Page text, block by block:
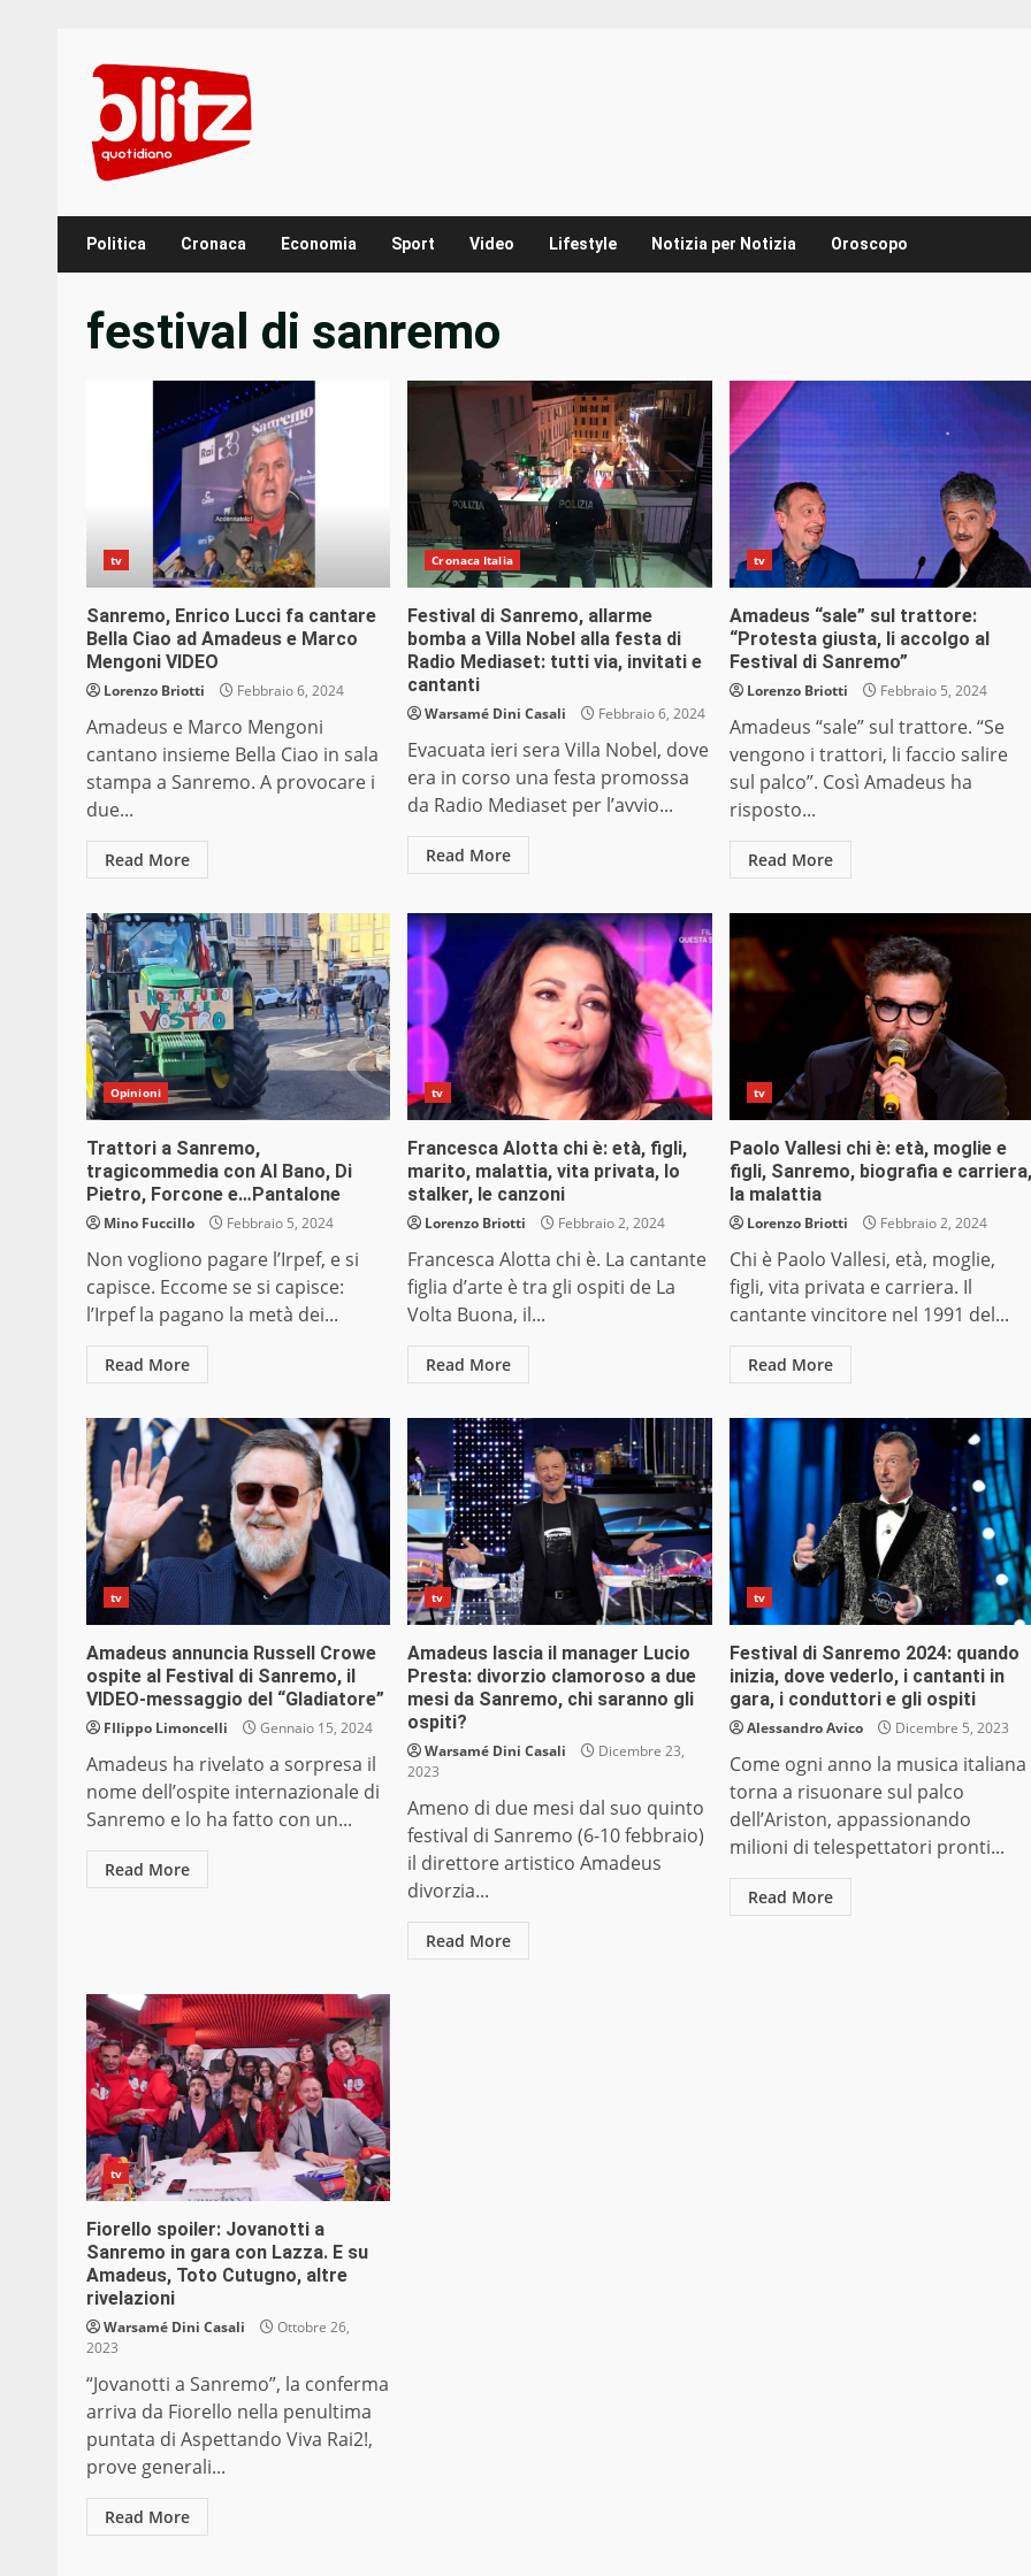
content
Politica Cronaca Economia Sport Video Lifestyle Notizia per Notizia Oroscopo
festival di sanremo
tv
Sanremo, Enrico Lucci fa cantare
Bella Ciao ad Amadeus e Marco
Mengoni VIDEO
Lorenzo Briotti Febbraio 6, 2024
Amadeus e Marco Mengoni
cantano insieme Bella Ciao in sala
stampa a Sanremo. A provocare i
due...
Read More
Cronaca Italia
Festival di Sanremo, allarme
bomba a Villa Nobel alla festa di
Radio Mediaset: tutti via, invitati e
cantanti
Warsamé Dini Casali Febbraio 6, 2024
Evacuata ieri sera Villa Nobel, dove
era in corso una festa promossa
da Radio Mediaset per l’avvio...
Read More
tv
Amadeus “sale” sul trattore:
“Protesta giusta, li accolgo al
Festival di Sanremo”
Lorenzo Briotti Febbraio 5, 2024
Amadeus “sale” sul trattore. “Se
vengono i trattori, li faccio salire
sul palco”. Così Amadeus ha
risposto...
Read More
Opinioni
Trattori a Sanremo,
tragicommedia con Al Bano, Di
Pietro, Forcone e…Pantalone
Mino Fuccillo Febbraio 5, 2024
Non vogliono pagare l’Irpef, e si
capisce. Eccome se si capisce:
l’Irpef la pagano la metà dei...
Read More
tv
Francesca Alotta chi è: età, figli,
marito, malattia, vita privata, lo
stalker, le canzoni
Lorenzo Briotti Febbraio 2, 2024
Francesca Alotta chi è. La cantante
figlia d’arte è tra gli ospiti de La
Volta Buona, il...
Read More
tv
Paolo Vallesi chi è: età, moglie e
figli, Sanremo, biografia e carriera,
la malattia
Lorenzo Briotti Febbraio 2, 2024
Chi è Paolo Vallesi, età, moglie,
figli, vita privata e carriera. Il
cantante vincitore nel 1991 del...
Read More
tv
Amadeus annuncia Russell Crowe
ospite al Festival di Sanremo, il
VIDEO-messaggio del “Gladiatore”
FIlippo Limoncelli Gennaio 15, 2024
Amadeus ha rivelato a sorpresa il
nome dell’ospite internazionale di
Sanremo e lo ha fatto con un...
Read More
tv
Amadeus lascia il manager Lucio
Presta: divorzio clamoroso a due
mesi da Sanremo, chi saranno gli
ospiti?
Warsamé Dini Casali
Dicembre 23,
2023
Ameno di due mesi dal suo quinto
festival di Sanremo (6-10 febbraio)
il direttore artistico Amadeus
divorzia...
Read More
tv
Festival di Sanremo 2024: quando
inizia, dove vederlo, i cantanti in
gara, i conduttori e gli ospiti
Alessandro Avico Dicembre 5, 2023
Come ogni anno la musica italiana
torna a risuonare sul palco
dell’Ariston, appassionando
milioni di telespettatori pronti...
Read More
tv
Fiorello spoiler: Jovanotti a
Sanremo in gara con Lazza. E su
Amadeus, Toto Cutugno, altre
rivelazioni
Warsamé Dini Casali
Ottobre 26,
2023
“Jovanotti a Sanremo”, la conferma
arriva da Fiorello nella penultima
puntata di Aspettando Viva Rai2!,
prove generali...
Read More